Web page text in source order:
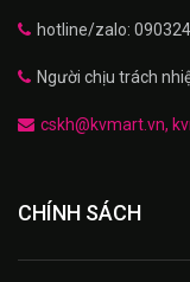
hotline/zalo:
Người chịu trách
cskh@kvmart.vn,
CHÍNH SÁCH